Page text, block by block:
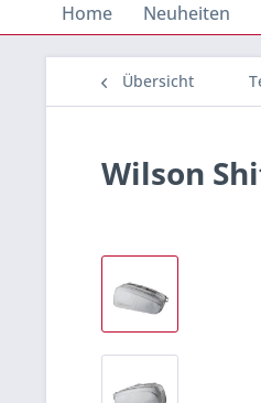
Home Neuheiten
Übersicht
Wilson